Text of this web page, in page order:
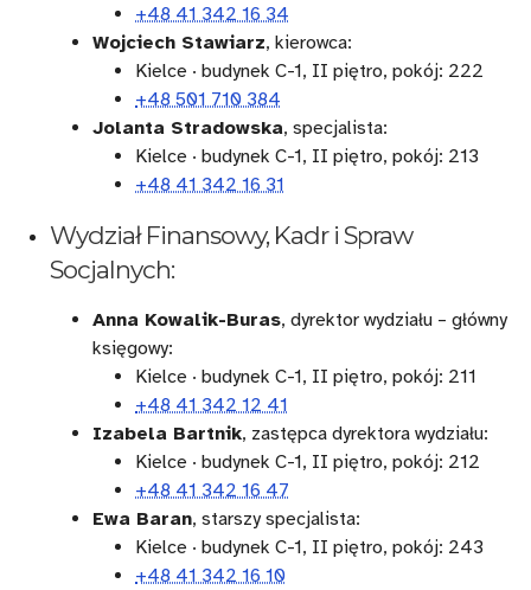
+48 41 342 16 34
Wojciech Stawiarz, kierowca:
Kielce · budynek C-1, II piętro, pokój: 222
+48 501 710 384
Jolanta Stradowska, specjalista:
Kielce · budynek C-1, II piętro, pokój: 213
+48 41 342 16 31
Wydział Finansowy, Kadr i Spraw
Socjalnych:
Anna Kowalik-Buras, dyrektor wydziału – główny
księgowy:
Kielce · budynek C-1, II piętro, pokój: 211
+48 41 342 12 41
Izabela Bartnik, zastępca dyrektora wydziału:
Kielce · budynek C-1, II piętro, pokój: 212
+48 41 342 16 47
Ewa Baran, starszy specjalista:
Kielce · budynek C-1, II piętro, pokój: 243
+48 41 342 16 10